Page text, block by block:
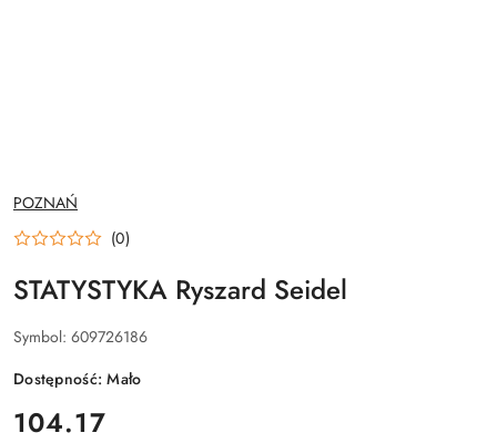
NAZWA
PRODUCENTA:
POZNAŃ
(0)
STATYSTYKA Ryszard Seidel
Symbol: 609726186
Dostępność:Mało
cena:
104.17